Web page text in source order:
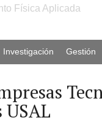
Física Aplicada
Investigación Gestión
USAL